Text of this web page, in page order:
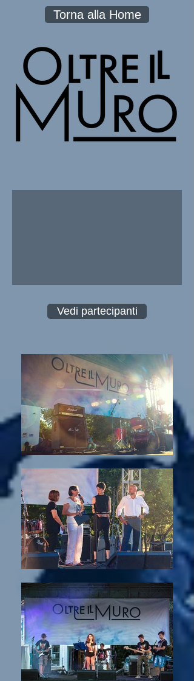
Torna alla Home
Vedi partecipanti